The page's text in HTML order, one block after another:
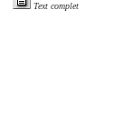
Text complet